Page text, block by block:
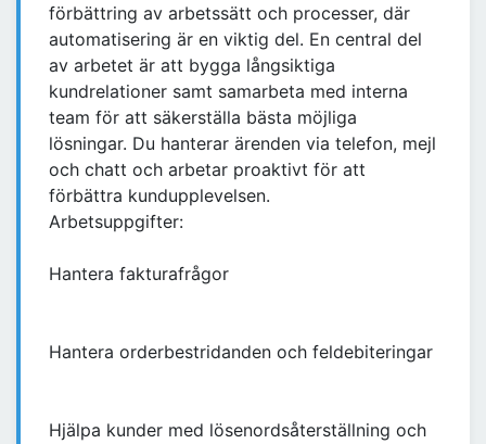
förbättring av arbetssätt och processer, där
automatisering är en viktig del. En central del
av arbetet är att bygga långsiktiga
kundrelationer samt samarbeta med interna
team för att säkerställa bästa möjliga
lösningar. Du hanterar ärenden via telefon, mejl
och chatt och arbetar proaktivt för att
förbättra kundupplevelsen.
Arbetsuppgifter:
Hantera fakturafrågor
Hantera orderbestridanden och feldebiteringar
Hjälpa kunder med lösenordsåterställning och